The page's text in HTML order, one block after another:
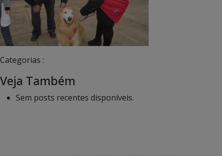
Categorias :
Veja Também
Sem posts recentes disponíveis.